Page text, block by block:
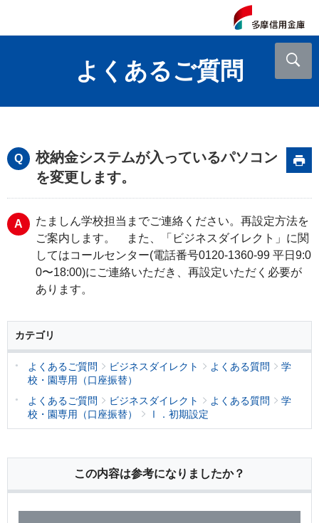
よくあるご質問
校納金システムが入っているパソコン
を変更します。
たましん学校担当までご連絡ください。再設定方法を
ご案内します。 また、「ビジネスダイレクト」に関
してはコールセンター(電話番号0120-1360-99 平日9:0
0〜18:00)にご連絡いただき、再設定いただく必要が
あります。
カテゴリ
よくあるご質問 ビジネスダイレクト よくある質問
学
校・園専用（口座振替）
よくあるご質問
ビジネスダイレクト よくある質問
学
校・園専用（口座振替）
Ⅰ．初期設定
この内容は参考になりましたか？